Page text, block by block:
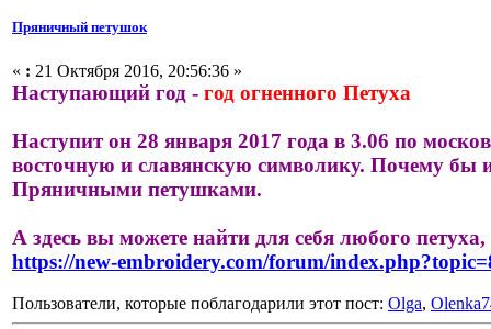
Пряничный петушок
« : 21 Октября 2016, 20:56:36 »
Наступающий год - год огненного Петуха
Наступит он 28 января 2017 года в 3.06 по
восточную и славянскую символику. Почему бы
Пряничными петушками.
А здесь вы можете найти для себя любого
https://new-embroidery.com/forum/
Пользователи, которые поблагодарили этот пост: Olga,